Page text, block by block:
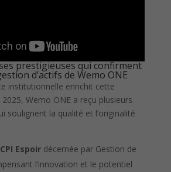
prestigieuses qui confirment
d’actifs de Wemo ONE
institutionnelle enrichit cette
Wemo ONE a reçu plusieurs
soulignent la qualité et l’originalité
Espoirdécernée par Gestion de
l’innovation et le potentiel